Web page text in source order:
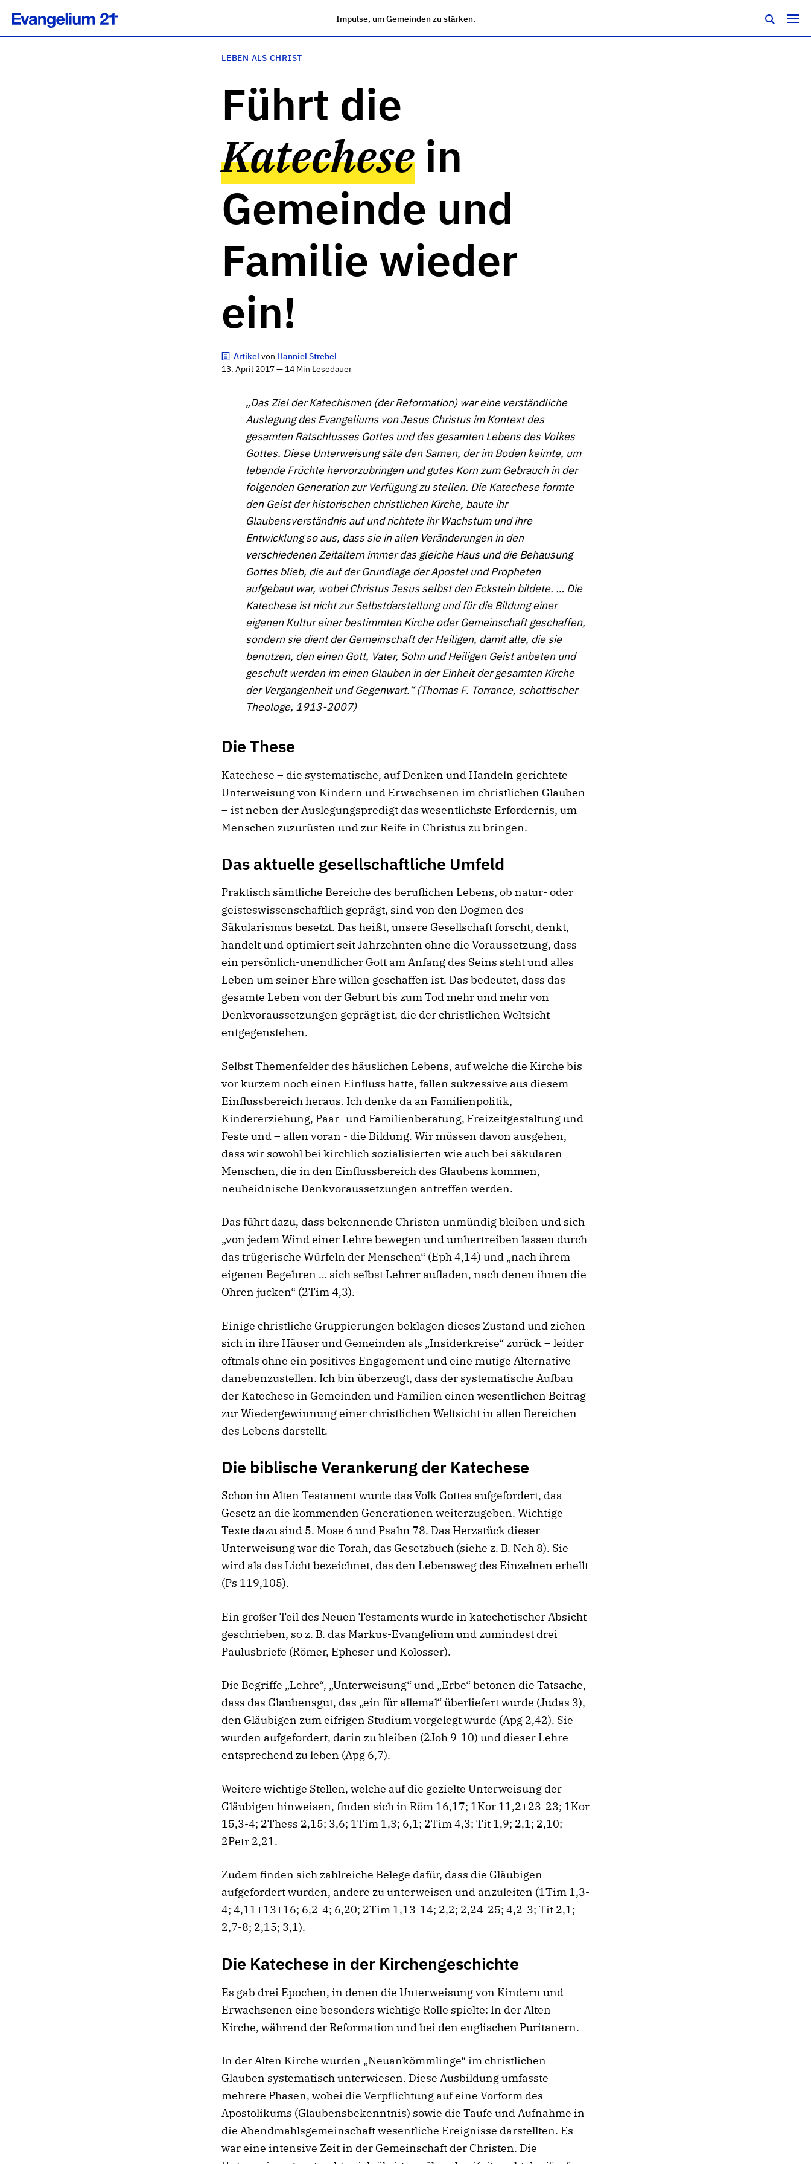
Impulse, um Gemeinden zu stärken.
LEBEN ALS CHRIST
Führt die
Katechese in
Gemeinde und
Familie wieder
ein!
Artikelvon Hanniel Strebel
13. April 2017 — 14 Min Lesedauer
„Das Ziel der Katechismen (der Reformation) war eine verständliche
Auslegung des Evangeliums von Jesus Christus im Kontext des
gesamten Ratschlusses Gottes und des gesamten Lebens des Volkes
Gottes. Diese Unterweisung säte den Samen, der im Boden keimte, um
lebende Früchte hervorzubringen und gutes Korn zum Gebrauch in der
folgenden Generation zur Verfügung zu stellen. Die Katechese formte
den Geist der historischen christlichen Kirche, baute ihr
Glaubensverständnis auf und richtete ihr Wachstum und ihre
Entwicklung so aus, dass sie in allen Veränderungen in den
verschiedenen Zeitaltern immer das gleiche Haus und die Behausung
Gottes blieb, die auf der Grundlage der Apostel und Propheten
aufgebaut war, wobei Christus Jesus selbst den Eckstein bildete. … Die
Katechese ist nicht zur Selbstdarstellung und für die Bildung einer
eigenen Kultur einer bestimmten Kirche oder Gemeinschaft geschaffen,
sondern sie dient der Gemeinschaft der Heiligen, damit alle, die sie
benutzen, den einen Gott, Vater, Sohn und Heiligen Geist anbeten und
geschult werden im einen Glauben in der Einheit der gesamten Kirche
der Vergangenheit und Gegenwart.“ (Thomas F. Torrance, schottischer
Theologe, 1913-2007)
Die These
Katechese – die systematische, auf Denken und Handeln gerichtete
Unterweisung von Kindern und Erwachsenen im christlichen Glauben
– ist neben der Auslegungspredigt das wesentlichste Erfordernis, um
Menschen zuzurüsten und zur Reife in Christus zu bringen.
Das aktuelle gesellschaftliche Umfeld
Praktisch sämtliche Bereiche des beruflichen Lebens, ob natur- oder
geisteswissenschaftlich geprägt, sind von den Dogmen des
Säkularismus besetzt. Das heißt, unsere Gesellschaft forscht, denkt,
handelt und optimiert seit Jahrzehnten ohne die Voraussetzung, dass
ein persönlich-unendlicher Gott am Anfang des Seins steht und alles
Leben um seiner Ehre willen geschaffen ist. Das bedeutet, dass das
gesamte Leben von der Geburt bis zum Tod mehr und mehr von
Denkvoraussetzungen geprägt ist, die der christlichen Weltsicht
entgegenstehen.
Selbst Themenfelder des häuslichen Lebens, auf welche die Kirche bis
vor kurzem noch einen Einfluss hatte, fallen sukzessive aus diesem
Einflussbereich heraus. Ich denke da an Familienpolitik,
Kindererziehung, Paar- und Familienberatung, Freizeitgestaltung und
Feste und – allen voran - die Bildung. Wir müssen davon ausgehen,
dass wir sowohl bei kirchlich sozialisierten wie auch bei säkularen
Menschen, die in den Einflussbereich des Glaubens kommen,
neuheidnische Denkvoraussetzungen antreffen werden.
Das führt dazu, dass bekennende Christen unmündig bleiben und sich
„von jedem Wind einer Lehre bewegen und umhertreiben lassen durch
das trügerische Würfeln der Menschen“ (Eph 4,14) und „nach ihrem
eigenen Begehren … sich selbst Lehrer aufladen, nach denen ihnen die
Ohren jucken“ (2Tim 4,3).
Einige christliche Gruppierungen beklagen dieses Zustand und ziehen
sich in ihre Häuser und Gemeinden als „Insiderkreise“ zurück – leider
oftmals ohne ein positives Engagement und eine mutige Alternative
danebenzustellen. Ich bin überzeugt, dass der systematische Aufbau
der Katechese in Gemeinden und Familien einen wesentlichen Beitrag
zur Wiedergewinnung einer christlichen Weltsicht in allen Bereichen
des Lebens darstellt.
Die biblische Verankerung der Katechese
Schon im Alten Testament wurde das Volk Gottes aufgefordert, das
Gesetz an die kommenden Generationen weiterzugeben. Wichtige
Texte dazu sind 5. Mose 6 und Psalm 78. Das Herzstück dieser
Unterweisung war die Torah, das Gesetzbuch (siehe z. B. Neh 8). Sie
wird als das Licht bezeichnet, das den Lebensweg des Einzelnen erhellt
(Ps 119,105).
Ein großer Teil des Neuen Testaments wurde in katechetischer Absicht
geschrieben, so z. B. das Markus-Evangelium und zumindest drei
Paulusbriefe (Römer, Epheser und Kolosser).
Die Begriffe „Lehre“, „Unterweisung“ und „Erbe“ betonen die Tatsache,
dass das Glaubensgut, das „ein für allemal“ überliefert wurde (Judas 3),
den Gläubigen zum eifrigen Studium vorgelegt wurde (Apg 2,42). Sie
wurden aufgefordert, darin zu bleiben (2Joh 9-10) und dieser Lehre
entsprechend zu leben (Apg 6,7).
Weitere wichtige Stellen, welche auf die gezielte Unterweisung der
Gläubigen hinweisen, finden sich in Röm 16,17; 1Kor 11,2+23-23; 1Kor
15,3-4; 2Thess 2,15; 3,6; 1Tim 1,3; 6,1; 2Tim 4,3; Tit 1,9; 2,1; 2,10;
2Petr 2,21.
Zudem finden sich zahlreiche Belege dafür, dass die Gläubigen
aufgefordert wurden, andere zu unterweisen und anzuleiten (1Tim 1,3-
4; 4,11+13+16; 6,2-4; 6,20; 2Tim 1,13-14; 2,2; 2,24-25; 4,2-3; Tit 2,1;
2,7-8; 2,15; 3,1).
Die Katechese in der Kirchengeschichte
Es gab drei Epochen, in denen die Unterweisung von Kindern und
Erwachsenen eine besonders wichtige Rolle spielte: In der Alten
Kirche, während der Reformation und bei den englischen Puritanern.
In der Alten Kirche wurden „Neuankömmlinge“ im christlichen
Glauben systematisch unterwiesen. Diese Ausbildung umfasste
mehrere Phasen, wobei die Verpflichtung auf eine Vorform des
Apostolikums (Glaubensbekenntnis) sowie die Taufe und Aufnahme in
die Abendmahlsgemeinschaft wesentliche Ereignisse darstellten. Es
war eine intensive Zeit in der Gemeinschaft der Christen. Die